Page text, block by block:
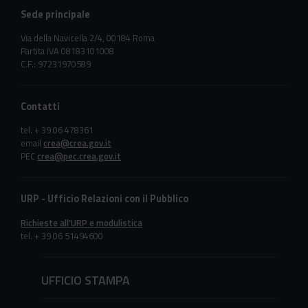
Sede principale
Via della Navicella 2/4, 00184 Roma
Partita IVA 08183101008
C.F.: 97231970589
Contatti
tel. + 39 06 478361
email crea@crea.gov.it
PEC crea@pec.crea.gov.it
URP - Ufficio Relazioni con il Pubblico
Richieste all'URP e modulistica
tel. + 39 06 51494600
UFFICIO STAMPA